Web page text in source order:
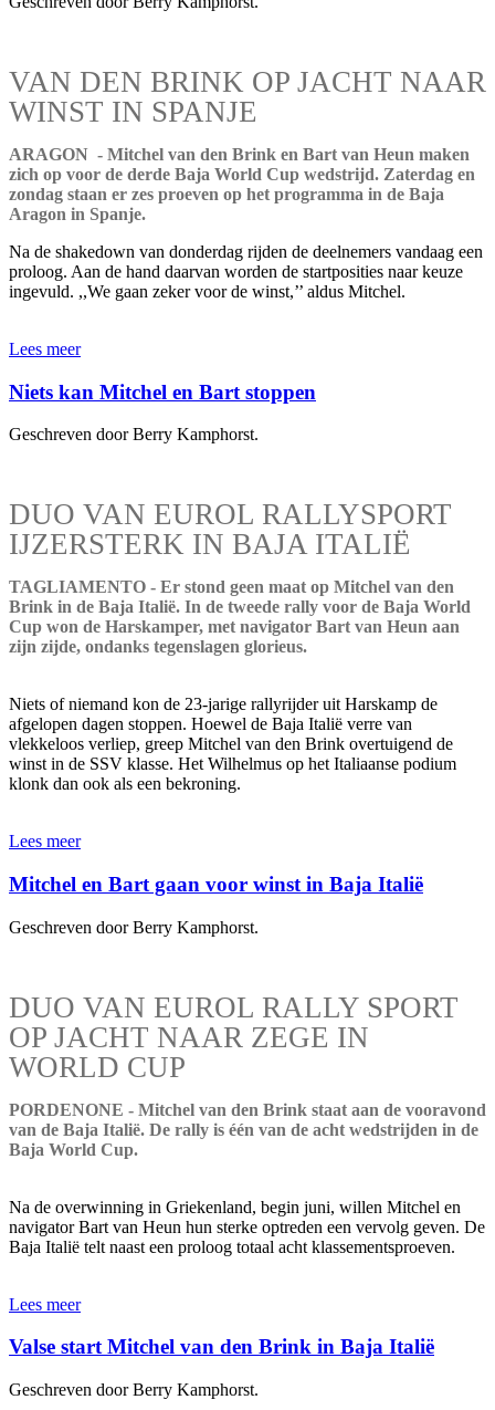
VAN DEN BRINK OP JACHT NAAR
WINST IN SPANJE
ARAGON - Mitchel van den Brink en Bart van Heun maken
zich op voor de derde Baja World Cup wedstrijd. Zaterdag en
zondag staan er zes proeven op het programma in de Baja
Aragon in Spanje.
Na de shakedown van donderdag rijden de deelnemers vandaag een
proloog. Aan de hand daarvan worden de startposities naar keuze
ingevuld. ,,We gaan zeker voor de winst,’’ aldus Mitchel.
Lees meer
Niets kan Mitchel en Bart stoppen
Geschreven door Berry Kamphorst.
DUO VAN EUROL RALLYSPORT
IJZERSTERK IN BAJA ITALIË
TAGLIAMENTO - Er stond geen maat op Mitchel van den
Brink in de Baja Italië. In de tweede rally voor de Baja World
Cup won de Harskamper, met navigator Bart van Heun aan
zijn zijde, ondanks tegenslagen glorieus.
Niets of niemand kon de 23-jarige rallyrijder uit Harskamp de
afgelopen dagen stoppen. Hoewel de Baja Italië verre van
vlekkeloos verliep, greep Mitchel van den Brink overtuigend de
winst in de SSV klasse. Het Wilhelmus op het Italiaanse podium
klonk dan ook als een bekroning.
Lees meer
Mitchel en Bart gaan voor winst in Baja Italië
Geschreven door Berry Kamphorst.
DUO VAN EUROL RALLY SPORT
OP JACHT NAAR ZEGE IN
WORLD CUP
PORDENONE - Mitchel van den Brink staat aan de vooravond
van de Baja Italië. De rally is één van de acht wedstrijden in de
Baja World Cup.
Na de overwinning in Griekenland, begin juni, willen Mitchel en
navigator Bart van Heun hun sterke optreden een vervolg geven. De
Baja Italië telt naast een proloog totaal acht klassementsproeven.
Lees meer
Valse start Mitchel van den Brink in Baja Italië
Geschreven door Berry Kamphorst.